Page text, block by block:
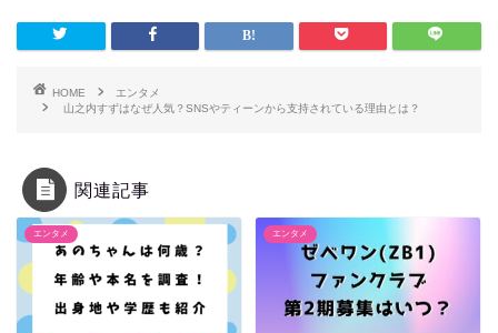
HOME
エンタメ
山之内すずはなぜ人気？SNSやティーンから支持されている理由とは？
関連記事
エンタメ エンタメ